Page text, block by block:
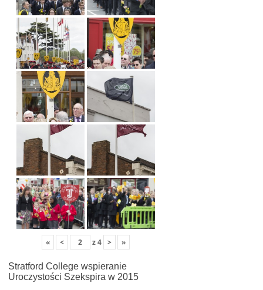
« < z4 > »
Stratford College wspieranie
Uroczystości Szekspira w 2015